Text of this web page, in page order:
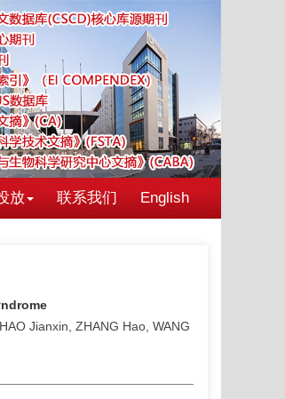
放 联系我们 English
Jianxin, ZHANG Hao, WANG